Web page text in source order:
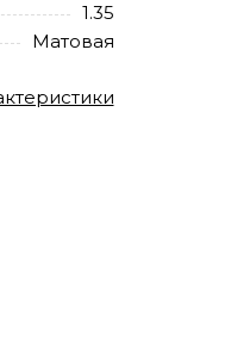
1.35
Матовая